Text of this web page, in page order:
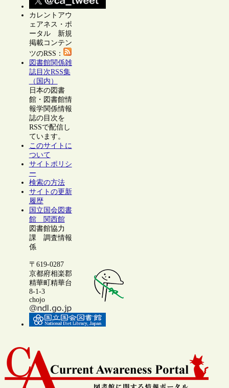
カレントアウ
ェアネス・ポ
ータル 新規
掲載コンテン
ツのRSS：
図書館関係雑
誌目次RSS集
（国内）
日本の図書
館・図書館情
報学関係情報
誌の目次を
RSSで配信し
ています。
このサイトに
ついて
サイトポリシ
ー
検索の方法
サイトの更新
履歴
国立国会図書
館 関西館
図書館協力
課 調査情報
係
〒619-0287
京都府相楽郡
精華町精華台
8-1-3
chojo